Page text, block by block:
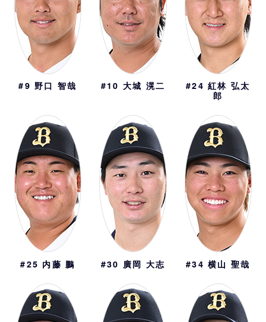
#9 野口 智哉 #10 大城 滉二 #24 紅林 弘太
郎
#25 内藤 鵬 #30 廣岡 大志 #34 横山 聖哉